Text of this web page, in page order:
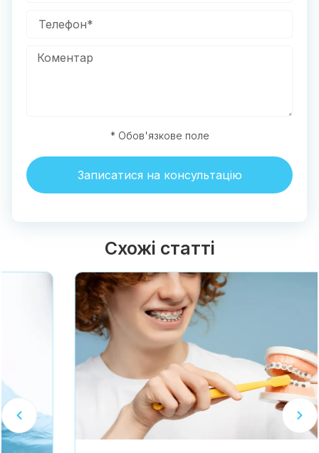
* Обов'язкове поле
Записатися на консультацію
Схожі статті